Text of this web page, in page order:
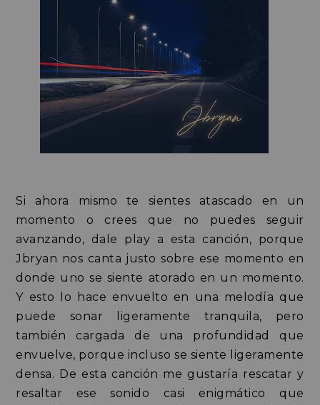
Si ahora mismo te sientes atascado en un
momento o crees que no puedes seguir
avanzando, dale play a esta canción, porque
Jbryan nos canta justo sobre ese momento en
donde uno se siente atorado en un momento.
Y esto lo hace envuelto en una melodía que
puede sonar ligeramente tranquila, pero
también cargada de una profundidad que
envuelve, porque incluso se siente ligeramente
densa. De esta canción me gustaría rescatar y
resaltar ese sonido casi enigmático que